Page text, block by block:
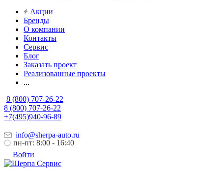
Акции
Бренды
О компании
Контакты
Сервис
Блог
Заказать проект
Реализованные проекты
...
8 (800) 707-26-22
8 (800) 707-26-22
+7(495)940-96-89
info@sherpa-auto.ru
пн-пт: 8:00 - 16:40
Войти